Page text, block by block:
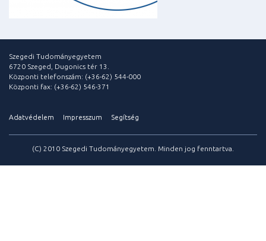
Szegedi Tudományegyetem
6720 Szeged, Dugonics tér 13.
Központi telefonszám: (+36-62) 544-000
Központi fax: (+36-62) 546-371
Adatvédelem Impresszum Segítség
(C) 2010 Szegedi Tudományegyetem. Minden jog fenntartva.